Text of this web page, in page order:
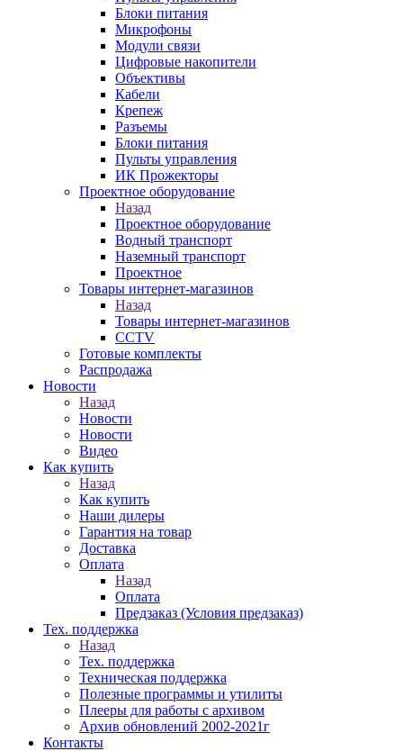
Блоки питания
Микрофоны
Модули связи
Цифровые накопители
Объективы
Кабели
Крепеж
Разъемы
Блоки питания
Пульты управления
ИК Прожекторы
Проектное оборудование
Назад
Проектное оборудование
Водный транспорт
Наземный транспорт
Проектное
Товары интернет-магазинов
Назад
Товары интернет-магазинов
CCTV
Готовые комплекты
Распродажа
Новости
Назад
Новости
Новости
Видео
Как купить
Назад
Как купить
Наши дилеры
Гарантия на товар
Доставка
Оплата
Назад
Оплата
Предзаказ (Условия предзаказ)
Тех. поддержка
Назад
Тех. поддержка
Техническая поддержка
Полезные программы и утилиты
Плееры для работы с архивом
Архив обновлений 2002-2021г
Контакты